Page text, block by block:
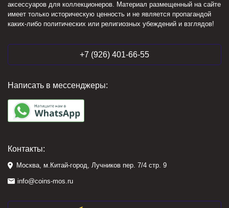
аксессуаров для коллекционеров. Материал размещенный на сайте
имеет только историческую ценность и не является пропагандой
каких-либо политических или религиозных убеждений и взглядов!
+7 (926) 401-66-55
Написать в мессенджеры:
Контакты:
Москва, м.Китай-город, Лучников пер. 7/4 стр. 9
info@coins-mos.ru